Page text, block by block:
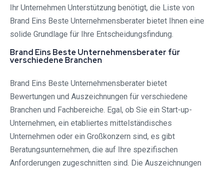
Ihr Unternehmen Unterstützung benötigt, die Liste von
Brand Eins Beste Unternehmensberater bietet Ihnen eine
solide Grundlage für Ihre Entscheidungsfindung.
Brand Eins Beste Unternehmensberater für
verschiedene Branchen
Brand Eins Beste Unternehmensberater bietet
Bewertungen und Auszeichnungen für verschiedene
Branchen und Fachbereiche. Egal, ob Sie ein Start-up-
Unternehmen, ein etabliertes mittelständisches
Unternehmen oder ein Großkonzern sind, es gibt
Beratungsunternehmen, die auf Ihre spezifischen
Anforderungen zugeschnitten sind. Die Auszeichnungen